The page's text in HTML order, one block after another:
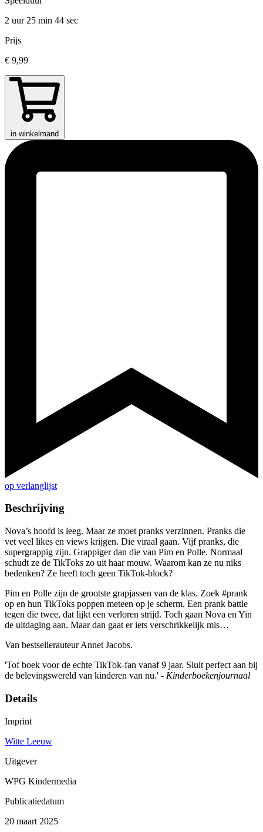
2 uur 25 min 44 sec
Prijs
€ 9,99
in winkelmand
op verlanglijst
Beschrijving
Nova’s hoofd is leeg. Maar ze moet pranks verzinnen. Pranks die
vet veel likes en views krijgen. Die viraal gaan. Vijf pranks, die
supergrappig zijn. Grappiger dan die van Pim en Polle. Normaal
schudt ze de TikToks zo uit haar mouw. Waarom kan ze nu niks
bedenken? Ze heeft toch geen TikTok-block?
Pim en Polle zijn de grootste grapjassen van de klas. Zoek #prank
op en hun TikToks poppen meteen op je scherm. Een prank battle
tegen die twee, dat lijkt een verloren strijd. Toch gaan Nova en Yin
de uitdaging aan. Maar dan gaat er iets verschrikkelijk mis…
Van bestsellerauteur Annet Jacobs.
'Tof boek voor de echte TikTok-fan vanaf 9 jaar. Sluit perfect aan bij
de belevingswereld van kinderen van nu.' - Kinderboekenjournaal
Details
Imprint
Witte Leeuw
Uitgever
WPG Kindermedia
Publicatiedatum
20 maart 2025